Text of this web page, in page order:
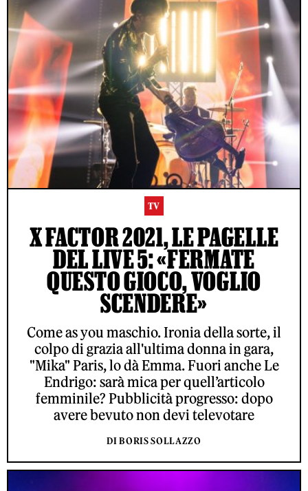
TV
X FACTOR 2021, LE PAGELLE
DEL LIVE 5: «FERMATE
QUESTO GIOCO, VOGLIO
SCENDERE»
Come as you maschio. Ironia della sorte, il
colpo di grazia all'ultima donna in gara,
"Mika" Paris, lo dà Emma. Fuori anche Le
Endrigo: sarà mica per quell’articolo
femminile? Pubblicità progresso: dopo
avere bevuto non devi televotare
DI BORIS SOLLAZZO